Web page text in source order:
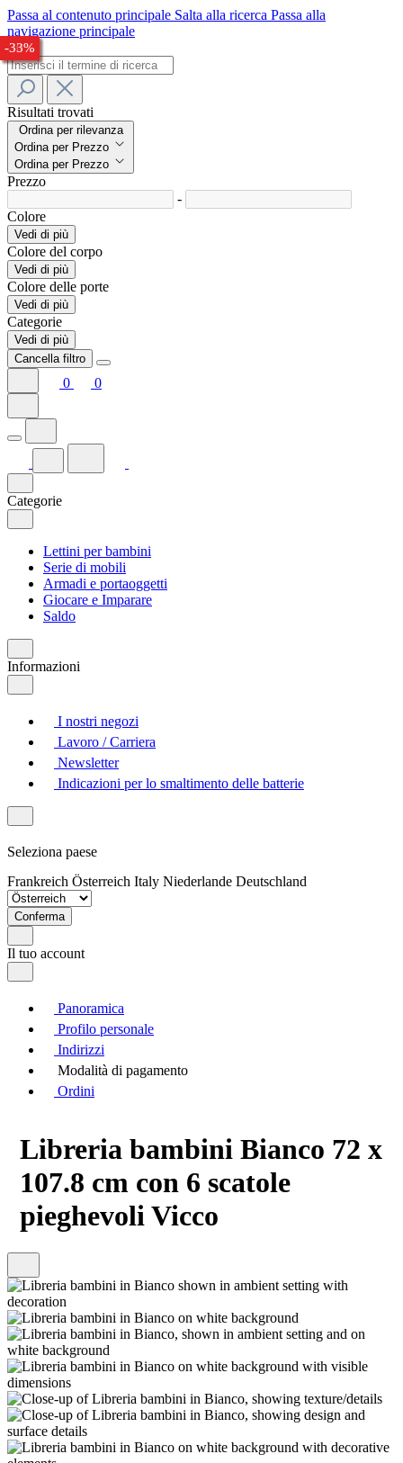
Passa al contenuto principale Salta alla ricerca Passa alla
navigazione principale
Risultati trovati
Ordina per rilevanza
Ordina per Prezzo
Ordina per Prezzo
Prezzo
-
Colore
Vedi di più
Colore del corpo
Vedi di più
Colore delle porte
Vedi di più
Categorie
Vedi di più
Cancella filtro
0 0
Categorie
Lettini per bambini
Serie di mobili
Armadi e portaoggetti
Giocare e Imparare
Saldo
Informazioni
I nostri negozi
Lavoro / Carriera
Newsletter
Indicazioni per lo smaltimento delle batterie
Seleziona paese
Frankreich Österreich Italy Niederlande Deutschland
Conferma
Il tuo account
Panoramica
Profilo personale
Indirizzi
Modalità di pagamento
Ordini
Libreria bambini Bianco 72 x
107.8 cm con 6 scatole
pieghevoli Vicco
-29%
-28%
-29%
-27%
-30%
-33%